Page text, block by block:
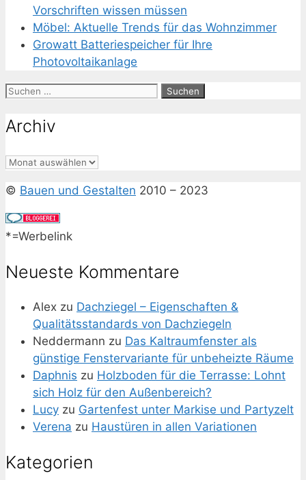
Vorschriften wissen müssen
Möbel: Aktuelle Trends für das Wohnzimmer
Growatt Batteriespeicher für Ihre
Photovoltaikanlage
Suchen
Archiv
Archiv
© Bauen und Gestalten 2010 – 2023
*=Werbelink
Neueste Kommentare
Alex zu Dachziegel – Eigenschaften &
Qualitätsstandards von Dachziegeln
Neddermann zu Das Kaltraumfenster als
günstige Fenstervariante für unbeheizte Räume
Daphnis zu Holzboden für die Terrasse: Lohnt
sich Holz für den Außenbereich?
Lucy zu Gartenfest unter Markise und Partyzelt
Verena zu Haustüren in allen Variationen
Kategorien